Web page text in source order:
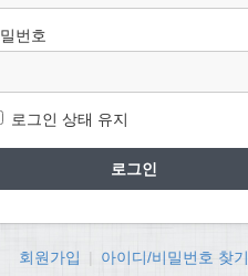
번호
로그인 상태 유지
회원가입 | 아이디/비밀번호 찾기